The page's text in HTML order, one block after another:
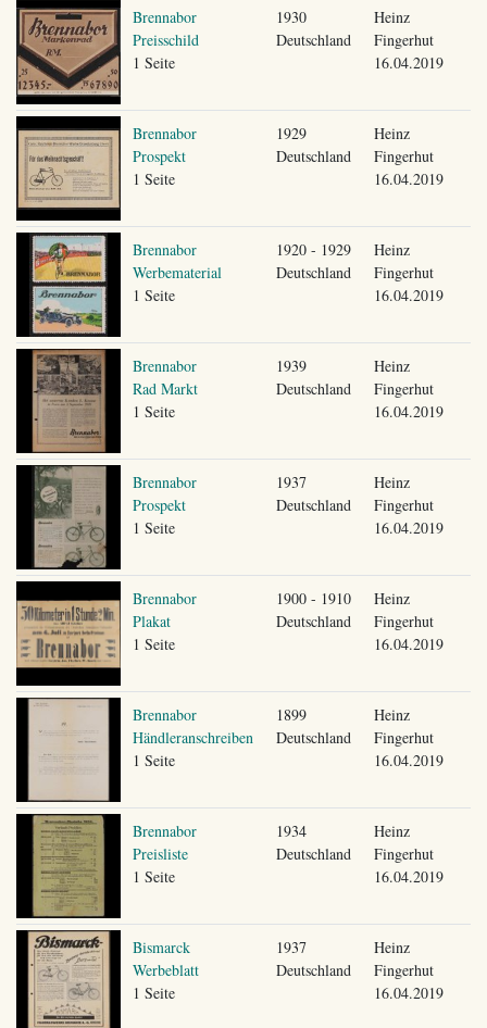
Brennabor
Preisschild
1 Seite
1930
Deutschland
Heinz
Fingerhut
16.04.2019
Brennabor
Prospekt
1 Seite
1929
Deutschland
Heinz
Fingerhut
16.04.2019
Brennabor
Werbematerial
1 Seite
1920 - 1929
Deutschland
Heinz
Fingerhut
16.04.2019
Brennabor
Rad Markt
1 Seite
1939
Deutschland
Heinz
Fingerhut
16.04.2019
Brennabor
Prospekt
1 Seite
1937
Deutschland
Heinz
Fingerhut
16.04.2019
Brennabor
Plakat
1 Seite
1900 - 1910
Deutschland
Heinz
Fingerhut
16.04.2019
Brennabor
Händleranschreiben
1 Seite
1899
Deutschland
Heinz
Fingerhut
16.04.2019
Brennabor
Preisliste
1 Seite
1934
Deutschland
Heinz
Fingerhut
16.04.2019
Bismarck
Werbeblatt
1 Seite
1937
Deutschland
Heinz
Fingerhut
16.04.2019